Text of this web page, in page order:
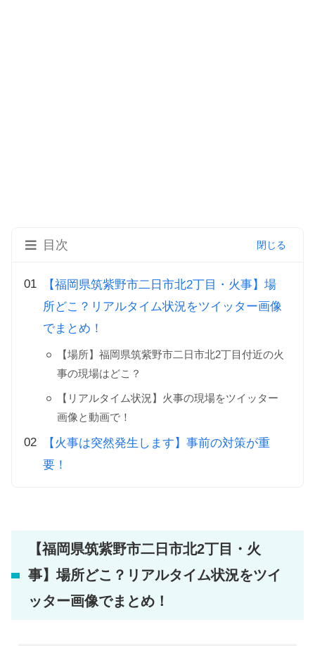
目次
【福岡県筑紫野市二日市北2丁目・火事】場
所どこ？リアルタイム状況をツイッター画像
でまとめ！
【場所】福岡県筑紫野市二日市北2丁目付近の火
事の現場はどこ？
【リアルタイム状況】火事の現場をツイッター
画像と動画で！
【火事は突然発生します】事前の対策が重
要！
【福岡県筑紫野市二日市北2丁目・火
事】場所どこ？リアルタイム状況をツイ
ッター画像でまとめ！